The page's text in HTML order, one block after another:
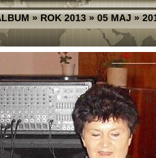
»ROK 2013»05 MAJ»